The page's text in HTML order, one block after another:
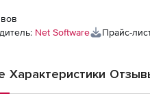
Net Software Прайс-
Характеристики